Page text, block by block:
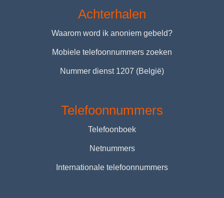
Achterhalen
Waarom word ik anoniem gebeld?
Mobiele telefoonnummers zoeken
Nummer dienst 1207 (België)
Telefoonnummers
Telefoonboek
Netnummers
Internationale telefoonnummers